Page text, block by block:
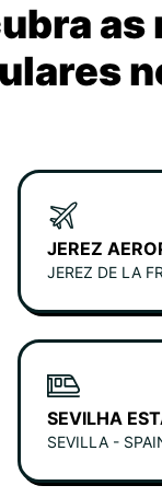
as
JEREZ
JEREZ DE LA
SEVILHA
SEVILLA -